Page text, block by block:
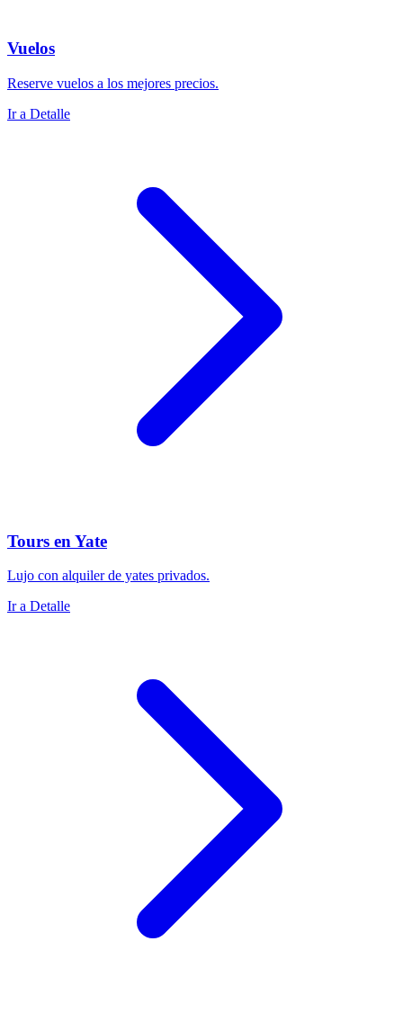
Vuelos
Reserve vuelos a los mejores precios.
Ir a Detalle
Tours en Yate
Lujo con alquiler de yates privados.
Ir a Detalle